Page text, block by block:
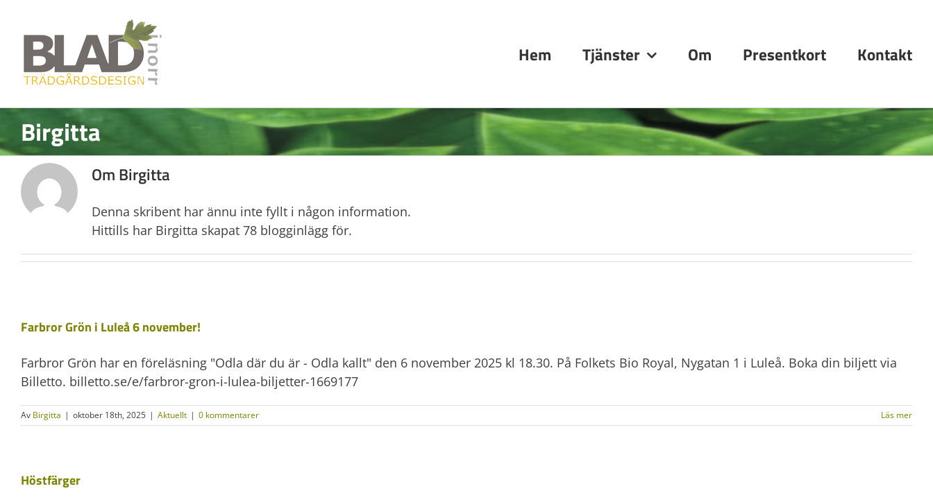
innehållet
Hem Tjänster Om Presentkort Kontakt
Birgitta
Om Birgitta
Denna skribent har ännu inte fyllt i någon information.
Hittills har Birgitta skapat 78 blogginlägg för.
Farbror Grön i Luleå 6 november!
Farbror Grön har en föreläsning "Odla där du är - Odla kallt" den 6 november 2025 kl 18.30. På Folkets Bio Royal, Nygatan 1 i Luleå. Boka din biljett via
Billetto. billetto.se/e/farbror-gron-i-lulea-biljetter-1669177
Av Birgitta | oktober 18th, 2025 | Aktuellt | 0 kommentarer Läs mer
Höstfärger